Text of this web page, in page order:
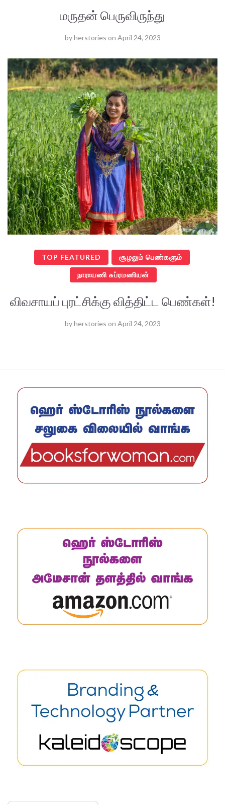
மருதன் பெருவிருந்து
byherstories on April 24, 2023
TOP FEATURED சூழலும் பெண்களும்
நாராயணி சுப்ரமணியன்
விவசாயப் புரட்சிக்கு வித்திட்ட பெண்கள்!
byherstories on April 24, 2023